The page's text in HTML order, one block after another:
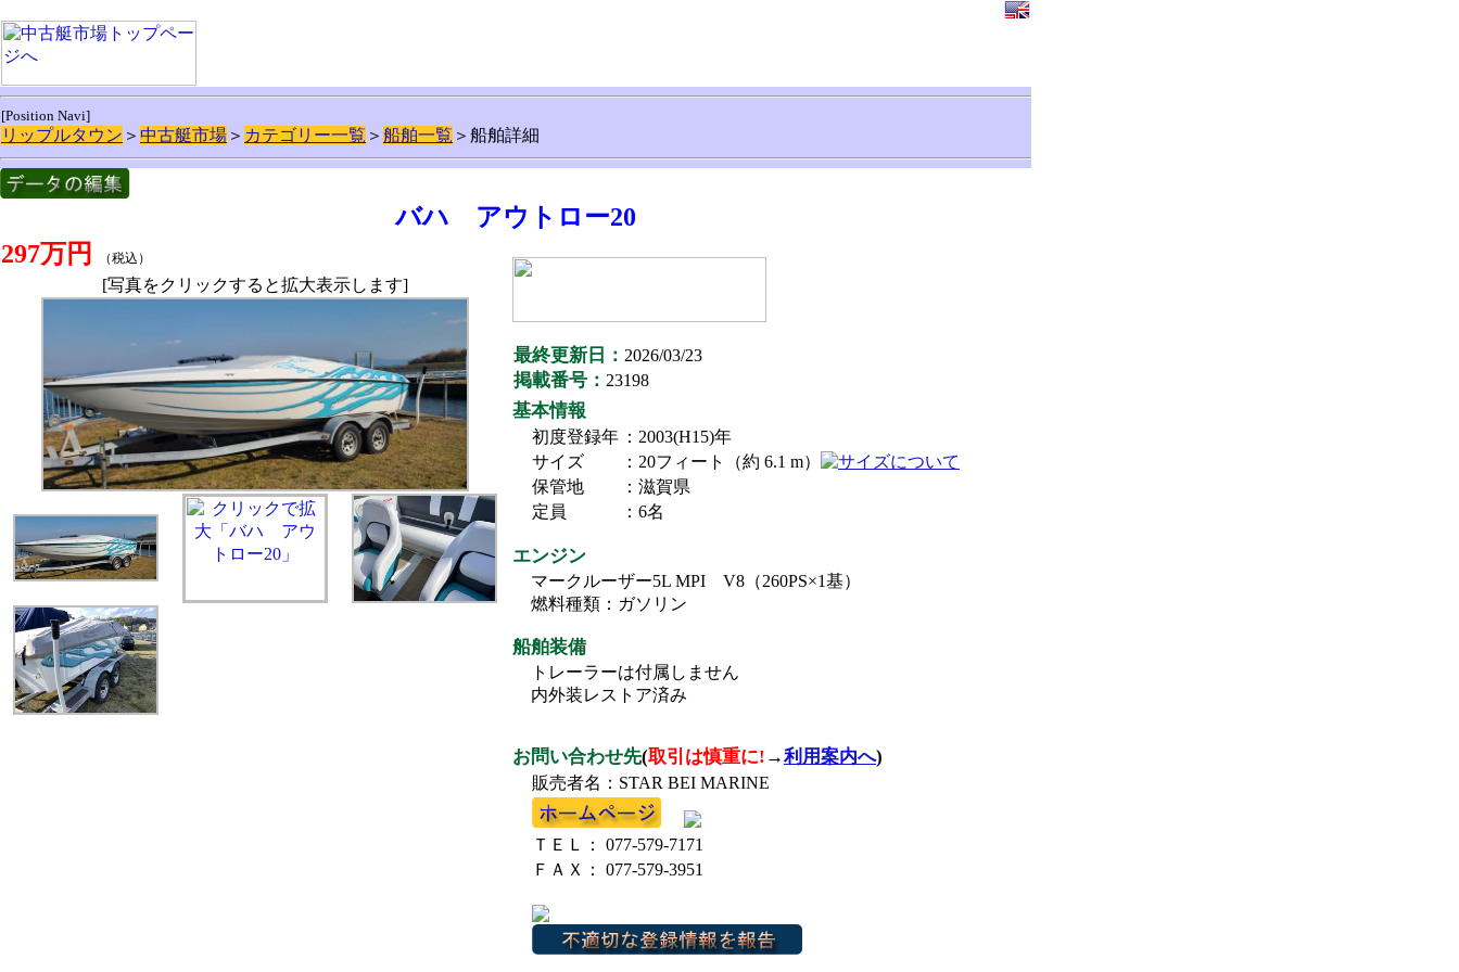
[Position Navi]
リップルタウン ＞ 中古艇市場 ＞ カテゴリー一覧 ＞ 船舶一覧 ＞船舶詳細
バハ アウトロー20
297万円
（税込）
最終更新日： 2026/03/23
掲載番号： 23198
基本情報
初度登録年 ：2003(H15)年
サイズ
：20フィート（約 6.1 m）
保管地
：滋賀県
定員
：6名
エンジン
マークルーザー5L MPI V8（260PS×1基）
燃料種類：ガソリン
船舶装備
トレーラーは付属しません
内外装レストア済み
お問い合わせ先(取引は慎重に! →利用案内へ)
販売者名：STAR BEI MARINE
ＴＥＬ： 077-579-7171
ＦＡＸ： 077-579-3951
[写真をクリックすると拡大表示します]